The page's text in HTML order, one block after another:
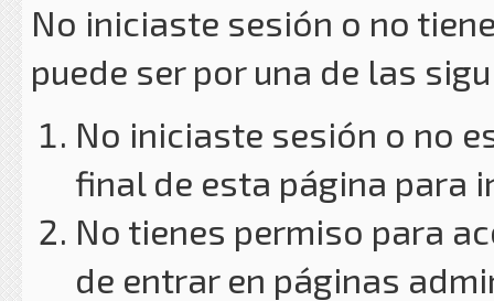
No iniciaste sesión o no
puede ser por una de las
No iniciaste sesión o no
final de esta página para
No tienes permiso para
de entrar en páginas